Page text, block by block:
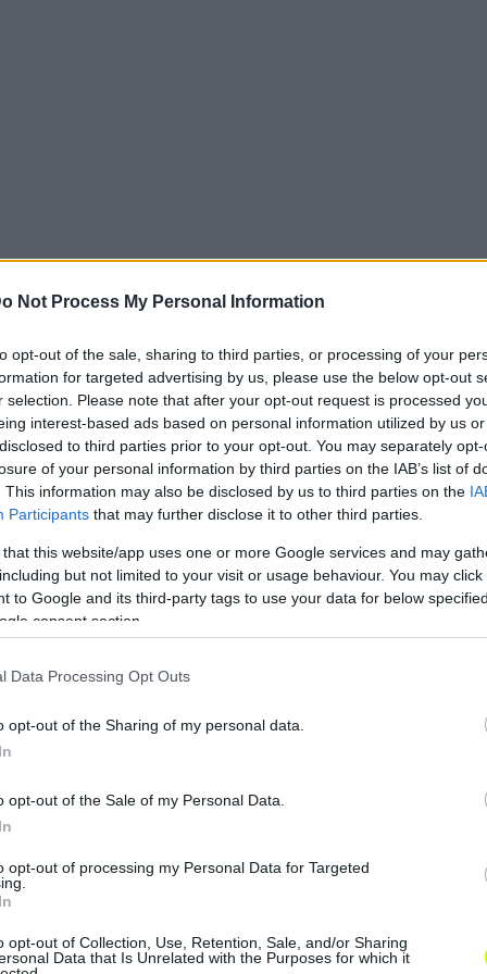
Not Process My Personal Information
opt-out of the sale, sharing to third parties, or processing of your
for targeted advertising by us, please use the below opt-out
selection. Please note that after your opt-out request is processed
interest-based ads based on personal information utilized by us
to third parties prior to your opt-out. You may separately
of your personal information by third parties on the IAB’s list of
This information may also be disclosed by us to third parties on the
Participants that may further disclose it to other third parties.
that this website/app uses one or more Google services and may
but not limited to your visit or usage behaviour. You may
to Google and its third-party tags to use your data for below
consent section.
Data Processing Opt Outs
opt-out of the Sharing of my personal data.
opt-out of the Sale of my Personal Data.
opt-out of processing my Personal Data for Targeted
opt-out of Collection, Use, Retention, Sale, and/or Sharing
Data that Is Unrelated with the Purposes for which it
%-os többségi tulajdonos: Pannonbau-Budapest Kft. –
tulajdonos: György Tamás) az elmúlt évek
megállapodást.
FC új partner bevonásával teljesítette a 2018/19-es
Ahogy a Magyar Labdarúgó Szövetség
Geress Zoltán érdekeltségéhez tartozó Gerrzo
mint anyaegyesület főszerepet vállal egy olyan
felnőtt csapat érdekeit szolgálja.
SC, Vasas FC és esetleges újabb együttműködő
a Vasas labdarúgó utánpótlást működtető
a Gerrzo Kft. vagy egy saját indítású utánpótlás klub.
május 29-i ülésén hoz majd végleges döntést az
alternatíva is lép életbe, a 2018/19-es szezont a
név használata mellett folytatja a Fáy utcában."